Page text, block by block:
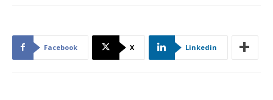
Facebook X Linkedin